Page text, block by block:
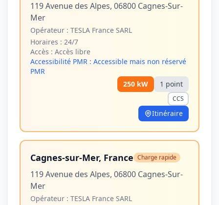
119 Avenue des Alpes, 06800 Cagnes-Sur-
Mer
Opérateur : TESLA France SARL
Horaires : 24/7
Accès : Accès libre
Accessibilité PMR : Accessible mais non réservé
PMR
250 kW 1 point
CCS
Itinéraire
Cagnes-sur-Mer, France Charge rapide
119 Avenue des Alpes, 06800 Cagnes-Sur-
Mer
Opérateur : TESLA France SARL